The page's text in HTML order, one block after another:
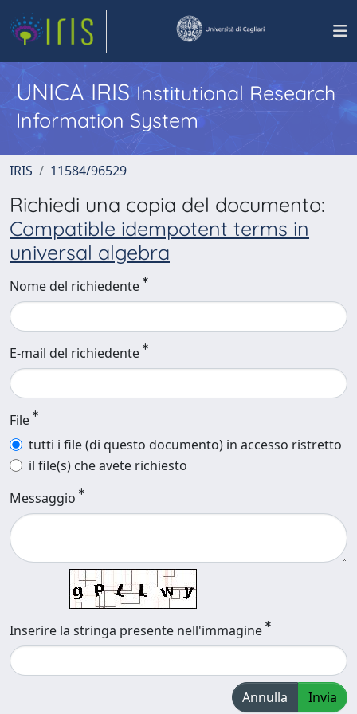
UNICA IRISInstitutional Research
Information System
IRIS 11584/96529
Richiedi una copia del documento:
Compatible idempotent terms in
universal algebra
Nome del richiedente
E-mail del richiedente
File
tutti i file (di questo documento) in accesso ristretto
il file(s) che avete richiesto
Messaggio
Inserire la stringa presente nell'immagine
Annulla Invia